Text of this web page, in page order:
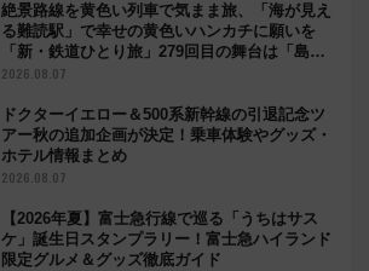
絶景路線を黄色い列車で気まま旅、「海が見え
る難読駅」で幸せの黄色いハンカチに願いを
「新・鉄道ひとり旅」279回目の舞台は「島原
鉄道」
2026.08.07
ドクターイエロー＆500系新幹線の引退記念ツ
アー秋の追加企画が決定！乗車体験やグッズ・
ホテル情報まとめ
2026.08.07
【2026年夏】富士急行線で巡る「うちはサス
ケ」誕生日スタンプラリー！富士急ハイランド
限定グルメ＆グッズ徹底ガイド